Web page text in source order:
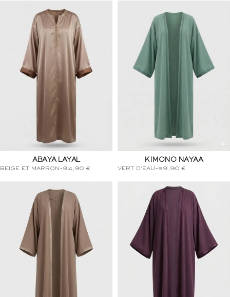
ABAYA LAYAL
BEIGE ET MARRON - 94,90 €
KIMONO NAYAA
VERT D'EAU - 59,90 €